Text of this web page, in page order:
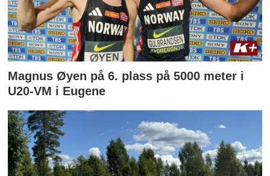
Magnus Øyen på 6. plass på 5000 meter i
U20-VM i Eugene